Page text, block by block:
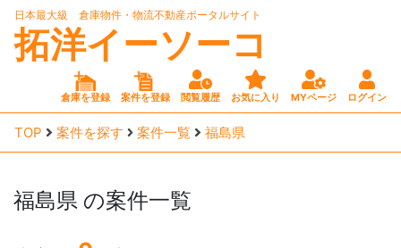
日本最大級 倉庫物件・物流不動産ポータルサイト
拓洋イーソーコ
倉庫を登録 案件を登録 閲覧履歴 お気に入り MYページ ログイン
TOP 案件を探す 案件一覧 福島県
福島県 の案件一覧